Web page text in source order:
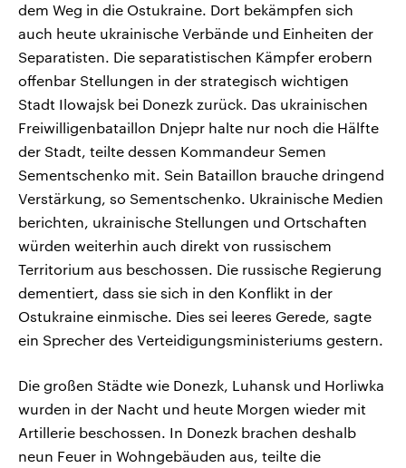
dem Weg in die Ostukraine. Dort bekämpfen sich
auch heute ukrainische Verbände und Einheiten der
Separatisten. Die separatistischen Kämpfer erobern
offenbar Stellungen in der strategisch wichtigen
Stadt Ilowajsk bei Donezk zurück. Das ukrainischen
Freiwilligenbataillon Dnjepr halte nur noch die Hälfte
der Stadt, teilte dessen Kommandeur Semen
Sementschenko mit. Sein Bataillon brauche dringend
Verstärkung, so Sementschenko. Ukrainische Medien
berichten, ukrainische Stellungen und Ortschaften
würden weiterhin auch direkt von russischem
Territorium aus beschossen. Die russische Regierung
dementiert, dass sie sich in den Konflikt in der
Ostukraine einmische. Dies sei leeres Gerede, sagte
ein Sprecher des Verteidigungsministeriums gestern.
Die großen Städte wie Donezk, Luhansk und Horliwka
wurden in der Nacht und heute Morgen wieder mit
Artillerie beschossen. In Donezk brachen deshalb
neun Feuer in Wohngebäuden aus, teilte die